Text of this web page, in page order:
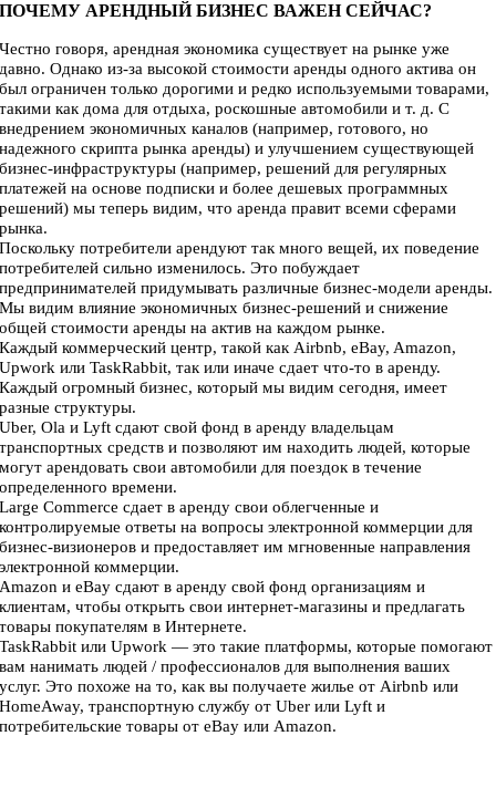
ПОЧЕМУ АРЕНДНЫЙ БИЗНЕС ВАЖЕН СЕЙЧАС?
Честно говоря, арендная экономика существует на рынке уже
давно. Однако из-за высокой стоимости аренды одного актива он
был ограничен только дорогими и редко используемыми товарами,
такими как дома для отдыха, роскошные автомобили и т. д. С
внедрением экономичных каналов (например, готового, но
надежного скрипта рынка аренды) и улучшением существующей
бизнес-инфраструктуры (например, решений для регулярных
платежей на основе подписки и более дешевых программных
решений) мы теперь видим, что аренда правит всеми сферами
рынка.
Поскольку потребители арендуют так много вещей, их поведение
потребителей сильно изменилось. Это побуждает
предпринимателей придумывать различные бизнес-модели аренды.
Мы видим влияние экономичных бизнес-решений и снижение
общей стоимости аренды на актив на каждом рынке.
Каждый коммерческий центр, такой как Airbnb, eBay, Amazon,
Upwork или TaskRabbit, так или иначе сдает что-то в аренду.
Каждый огромный бизнес, который мы видим сегодня, имеет
разные структуры.
Uber, Ola и Lyft сдают свой фонд в аренду владельцам
транспортных средств и позволяют им находить людей, которые
могут арендовать свои автомобили для поездок в течение
определенного времени.
Large Commerce сдает в аренду свои облегченные и
контролируемые ответы на вопросы электронной коммерции для
бизнес-визионеров и предоставляет им мгновенные направления
электронной коммерции.
Amazon и eBay сдают в аренду свой фонд организациям и
клиентам, чтобы открыть свои интернет-магазины и предлагать
товары покупателям в Интернете.
TaskRabbit или Upwork — это такие платформы, которые помогают
вам нанимать людей / профессионалов для выполнения ваших
услуг. Это похоже на то, как вы получаете жилье от Airbnb или
HomeAway, транспортную службу от Uber или Lyft и
потребительские товары от eBay или Amazon.